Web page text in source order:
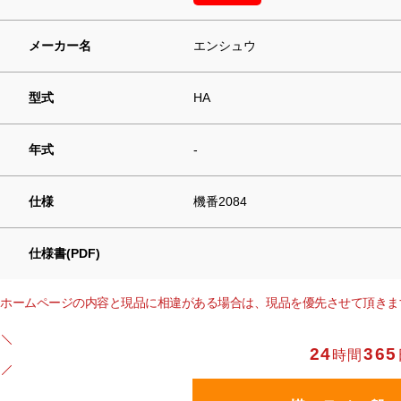
メーカー名 エンシュウ
型式 HA
年式 -
仕様 機番2084
仕様書(PDF)
ホームページの内容と現品に相違がある場合は、現品を優先させて頂きま
24時間365